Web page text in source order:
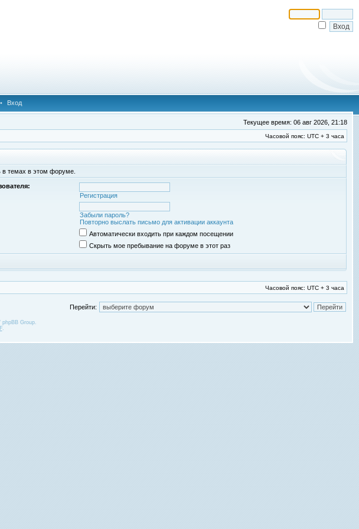
• Вход
Текущее время: 06 авг 2026, 21:18
Часовой пояс: UTC + 3 часа
в темах в этом форуме.
Регистрация
Забыли пароль?
Повторно выслать письмо для активации аккаунта
Автоматически входить при каждом посещении
Скрыть мое пребывание на форуме в этот раз
Часовой пояс: UTC + 3 часа
Перейти:
Group.
.